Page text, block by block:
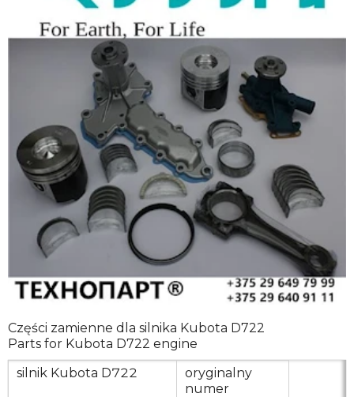
Części zamienne dla silnika Kubota D722
Parts for Kubota D722 engine
silnik Kubota D722
oryginalny
numer